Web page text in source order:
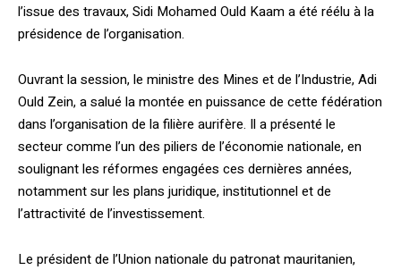
l’issue des travaux, Sidi Mohamed Ould Kaam a été réélu à la
présidence de l’organisation.
Ouvrant la session, le ministre des Mines et de l’Industrie, Adi
Ould Zein, a salué la montée en puissance de cette fédération
dans l’organisation de la filière aurifère. Il a présenté le
secteur comme l’un des piliers de l’économie nationale, en
soulignant les réformes engagées ces dernières années,
notamment sur les plans juridique, institutionnel et de
l’attractivité de l’investissement.
Le président de l’Union nationale du patronat mauritanien,